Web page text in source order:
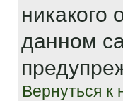
данном
Вернуться к